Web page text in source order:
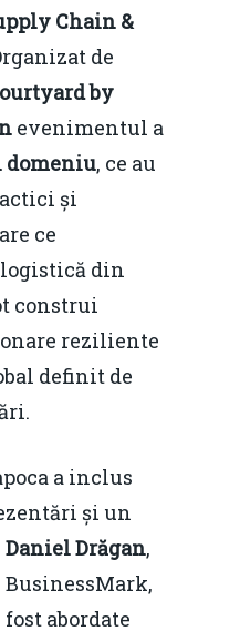
Chain &
de
by
evenimentul a
domeniu, ce au
și
ce
logistică din
construi
reziliente
definit de
a inclus
și un
Daniel Drăgan,
abordate